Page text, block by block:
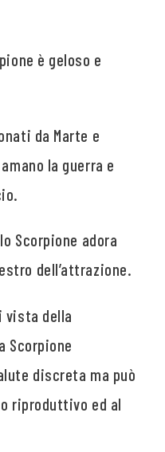
è geloso e
da Marte e
la guerra e
Scorpione adora
dell’attrazione.
vista della
Scorpione
discreta ma può
riproduttivo ed al